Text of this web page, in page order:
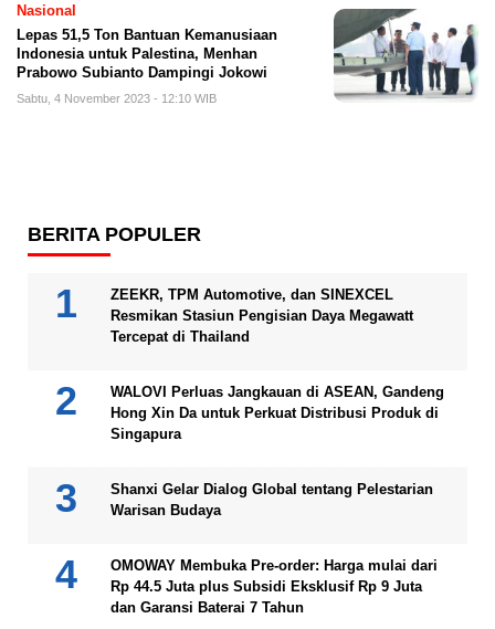
Nasional
Lepas 51,5 Ton Bantuan Kemanusiaan
Indonesia untuk Palestina, Menhan
Prabowo Subianto Dampingi Jokowi
Sabtu, 4 November 2023 - 12:10 WIB
BERITA POPULER
ZEEKR, TPM Automotive, dan SINEXCEL
Resmikan Stasiun Pengisian Daya Megawatt
Tercepat di Thailand
WALOVI Perluas Jangkauan di ASEAN, Gandeng
Hong Xin Da untuk Perkuat Distribusi Produk di
Singapura
Shanxi Gelar Dialog Global tentang Pelestarian
Warisan Budaya
OMOWAY Membuka Pre-order: Harga mulai dari
Rp 44.5 Juta plus Subsidi Eksklusif Rp 9 Juta
dan Garansi Baterai 7 Tahun